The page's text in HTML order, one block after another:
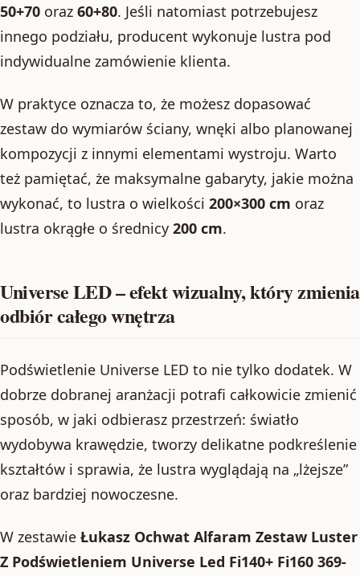
50+70 oraz 60+80. Jeśli natomiast potrzebujesz
innego podziału, producent wykonuje lustra pod
indywidualne zamówienie klienta.
W praktyce oznacza to, że możesz dopasować
zestaw do wymiarów ściany, wnęki albo planowanej
kompozycji z innymi elementami wystroju. Warto
też pamiętać, że maksymalne gabaryty, jakie można
wykonać, to lustra o wielkości 200×300 cm oraz
lustra okrągłe o średnicy 200 cm.
Universe LED – efekt wizualny, który zmienia
odbiór całego wnętrza
Podświetlenie Universe LED to nie tylko dodatek. W
dobrze dobranej aranżacji potrafi całkowicie zmienić
sposób, w jaki odbierasz przestrzeń: światło
wydobywa krawędzie, tworzy delikatne podkreślenie
kształtów i sprawia, że lustra wyglądają na „lżejsze”
oraz bardziej nowoczesne.
W zestawie Łukasz Ochwat Alfaram Zestaw Luster
Z Podświetleniem Universe Led Fi140+ Fi160 369-